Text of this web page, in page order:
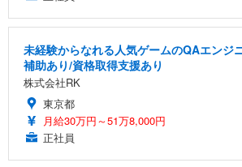
未経験からなれる人気ゲームのQAエンジ
補助あり/資格取得支援あり
株式会社RK
東京都
月給30万円～51万8,000円
正社員